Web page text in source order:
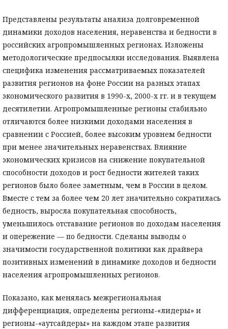
Представлены результаты анализа долговременной
динамики доходов населения, неравенства и бедности в
российских агропромышленных регионах. Изложены
методологические предпосылки исследования. Выявлена
специфика изменения рассматриваемых показателей
развития регионов на фоне России на разных этапах
экономического развития в 1990-х, 2000-х гг. и в текущем
десятилетии. Агропромышленные регионы стабильно
отличаются более низкими доходами населения в
сравнении с Россией, более высоким уровнем бедности
при менее значительных неравенствах. Влияние
экономических кризисов на снижение покупательной
способности доходов и рост бедности жителей таких
регионов было более заметным, чем в России в целом.
Вместе с тем за более чем 20 лет значительно сократилась
бедность, выросла покупательная способность,
уменьшилось отставание регионов по доходам населения
и опережение — по бедности. Сделаны выводы о
значимости государственной политики как драйвера
позитивных изменений в динамике доходов и бедности
населения агропромышленных регионов.
Показано, как менялась межрегиональная
дифференциация, определены регионы-«лидеры» и
регионы-«аутсайдеры» на каждом этапе развития